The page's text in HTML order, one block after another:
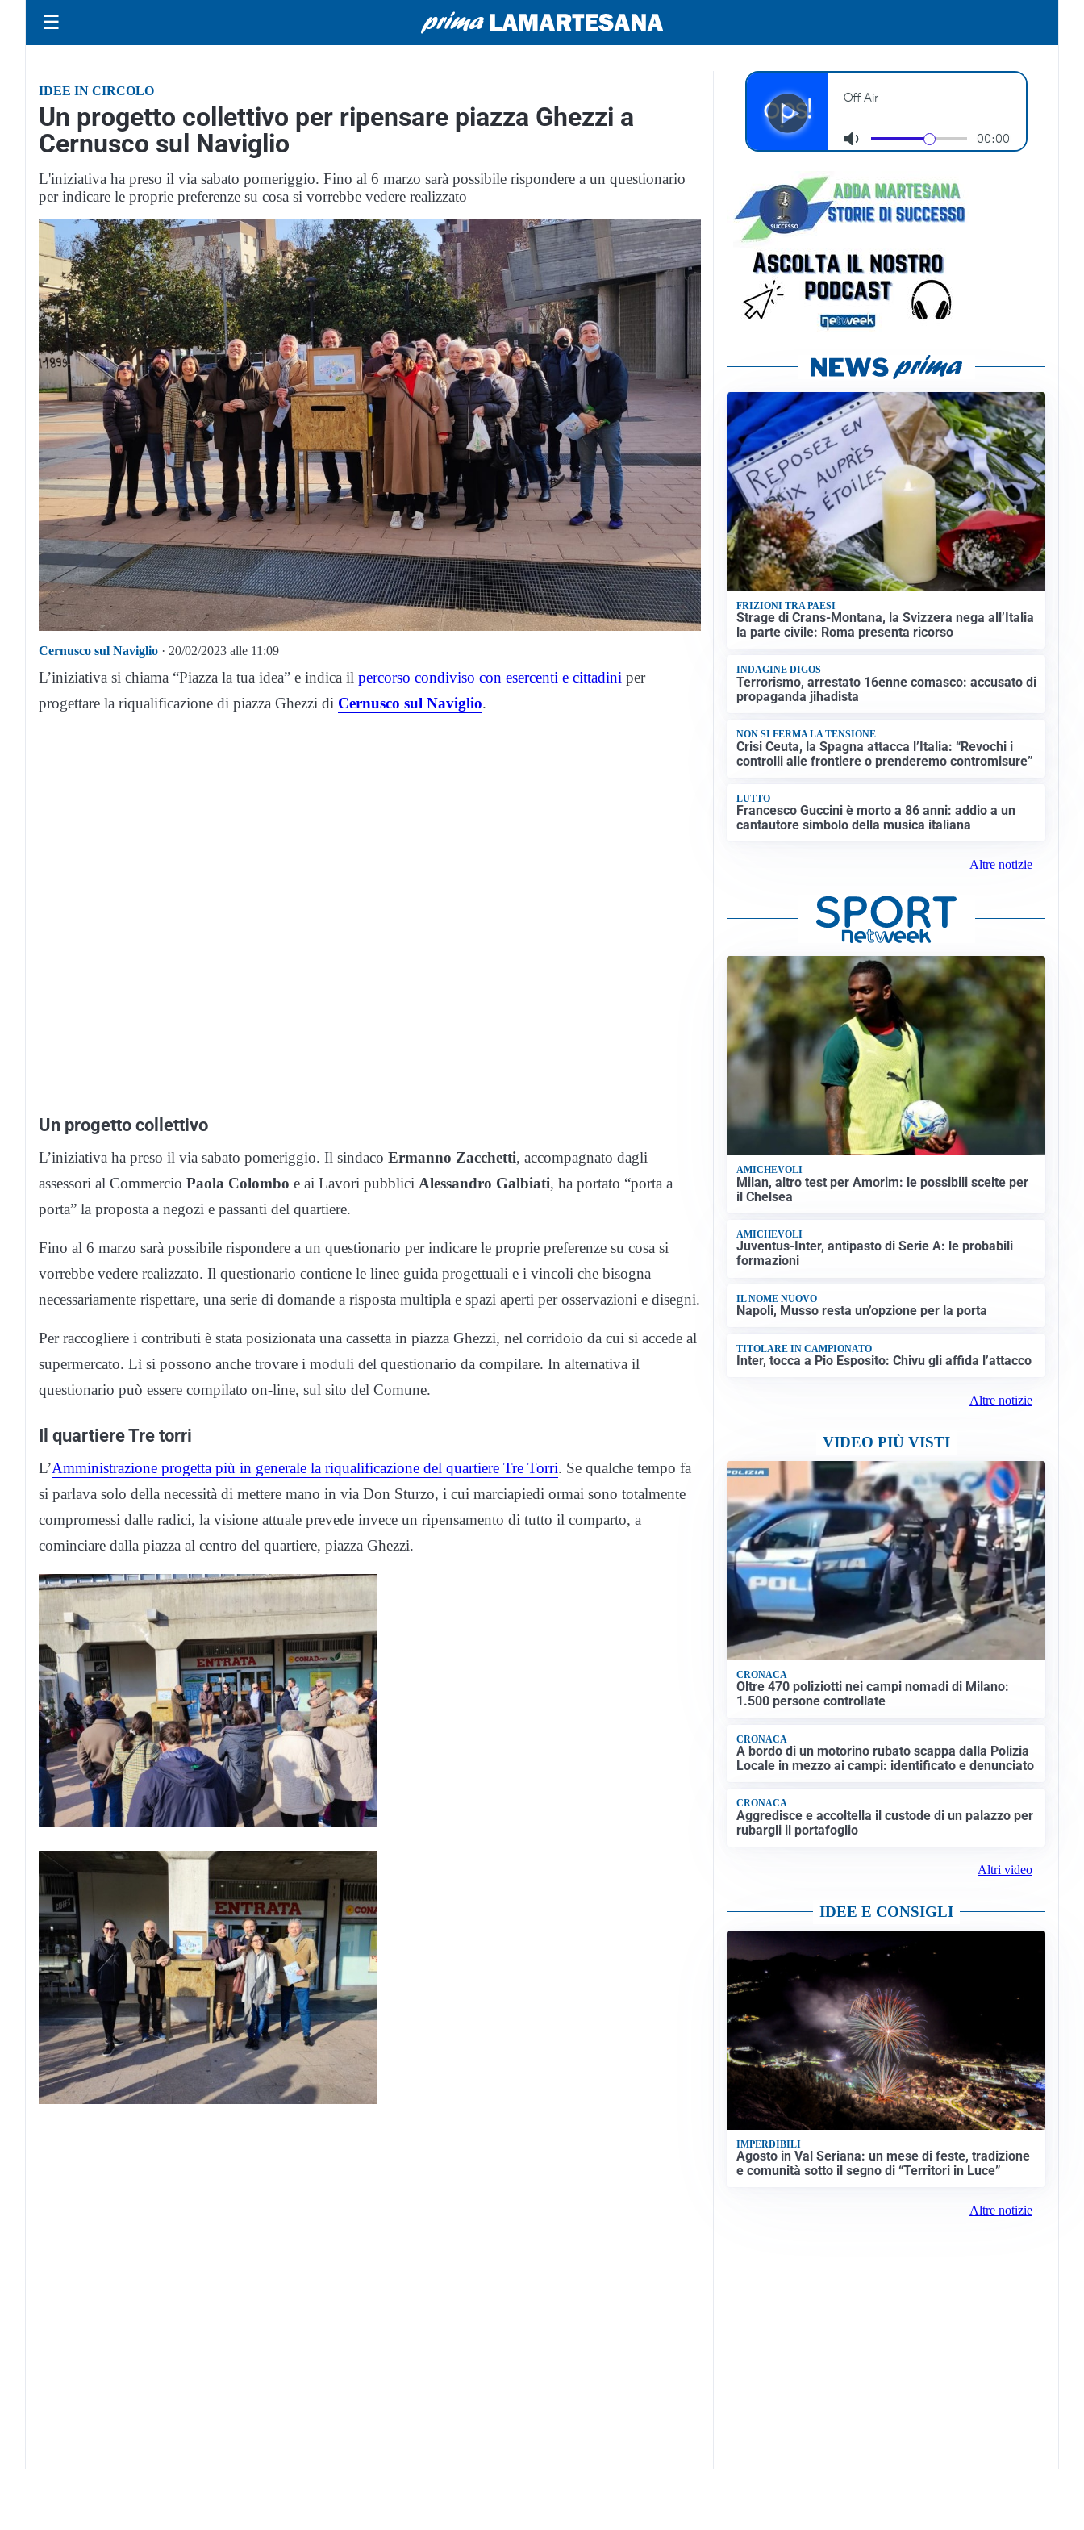
☰
IDEE IN CIRCOLO
Un progetto collettivo per ripensare piazza Ghezzi a
Cernusco sul Naviglio
L'iniziativa ha preso il via sabato pomeriggio. Fino al 6 marzo sarà possibile rispondere a un questionario
per indicare le proprie preferenze su cosa si vorrebbe vedere realizzato
Cernusco sul Naviglio · 20/02/2023 alle 11:09
L’iniziativa si chiama “Piazza la tua idea” e indica il percorso condiviso con esercenti e cittadini per
progettare la riqualificazione di piazza Ghezzi di Cernusco sul Naviglio.
Un progetto collettivo
L’iniziativa ha preso il via sabato pomeriggio. Il sindaco Ermanno Zacchetti, accompagnato dagli
assessori al Commercio Paola Colombo e ai Lavori pubblici Alessandro Galbiati, ha portato “porta a
porta” la proposta a negozi e passanti del quartiere.
Fino al 6 marzo sarà possibile rispondere a un questionario per indicare le proprie preferenze su cosa si
vorrebbe vedere realizzato. Il questionario contiene le linee guida progettuali e i vincoli che bisogna
necessariamente rispettare, una serie di domande a risposta multipla e spazi aperti per osservazioni e disegni.
Per raccogliere i contributi è stata posizionata una cassetta in piazza Ghezzi, nel corridoio da cui si accede al
supermercato. Lì si possono anche trovare i moduli del questionario da compilare. In alternativa il
questionario può essere compilato on-line, sul sito del Comune.
Il quartiere Tre torri
L’Amministrazione progetta più in generale la riqualificazione del quartiere Tre Torri. Se qualche tempo fa
si parlava solo della necessità di mettere mano in via Don Sturzo, i cui marciapiedi ormai sono totalmente
compromessi dalle radici, la visione attuale prevede invece un ripensamento di tutto il comparto, a
cominciare dalla piazza al centro del quartiere, piazza Ghezzi.
FRIZIONI TRA PAESI
Strage di Crans-Montana, la Svizzera nega all’Italia
la parte civile: Roma presenta ricorso
INDAGINE DIGOS
Terrorismo, arrestato 16enne comasco: accusato di
propaganda jihadista
NON SI FERMA LA TENSIONE
Crisi Ceuta, la Spagna attacca l’Italia: “Revochi i
controlli alle frontiere o prenderemo contromisure”
LUTTO
Francesco Guccini è morto a 86 anni: addio a un
cantautore simbolo della musica italiana
Altre notizie
AMICHEVOLI
Milan, altro test per Amorim: le possibili scelte per
il Chelsea
AMICHEVOLI
Juventus-Inter, antipasto di Serie A: le probabili
formazioni
IL NOME NUOVO
Napoli, Musso resta un’opzione per la porta
TITOLARE IN CAMPIONATO
Inter, tocca a Pio Esposito: Chivu gli affida l’attacco
Altre notizie
VIDEO PIÙ VISTI
CRONACA
Oltre 470 poliziotti nei campi nomadi di Milano:
1.500 persone controllate
CRONACA
A bordo di un motorino rubato scappa dalla Polizia
Locale in mezzo ai campi: identificato e denunciato
CRONACA
Aggredisce e accoltella il custode di un palazzo per
rubargli il portafoglio
Altri video
IDEE E CONSIGLI
IMPERDIBILI
Agosto in Val Seriana: un mese di feste, tradizione
e comunità sotto il segno di “Territori in Luce”
Altre notizie